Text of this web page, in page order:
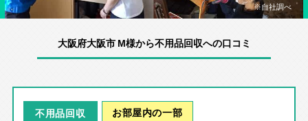
※自社調べ
大阪府大阪市 M様から不用品回収への口コミ
不用品回収 お部屋内の一部